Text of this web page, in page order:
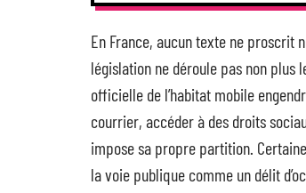
En France, aucun texte ne proscrit
législation ne déroule pas non plus
officielle de l’habitat mobile
courrier, accéder à des droits
impose sa propre partition.
la voie publique comme un délit